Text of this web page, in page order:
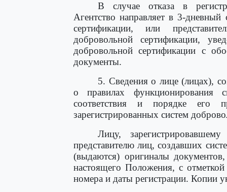
В случае отказа в
Агентство направляет в 3-
сертификации, или
добровольной сертификации,
добровольной сертификации с
документы.
5. Сведения о лице (лицах),
о правилах функционирования
соответствия и порядке его
зарегистрированных систем
Лицу,
представителю лиц, создавших
(выдаются) оригиналы
настоящего Положения, с
номера и даты регистрации. Копии